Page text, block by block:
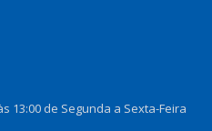
13:00 de Segunda a Sexta-Feira